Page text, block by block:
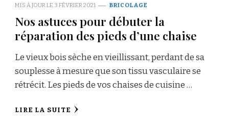
MIS À JOUR LE 3 FÉVRIER 2021 BRICOLAGE
Nos astuces pour débuter la
réparation des pieds d’une chaise
Le vieux bois sèche en vieillissant, perdant de sa
souplesse à mesure que son tissu vasculaire se
rétrécit. Les pieds de vos chaises de cuisine …
LIRE LA SUITE